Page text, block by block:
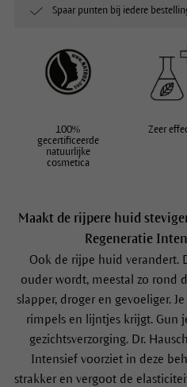
Maakt de rijpere huid
Regeneratie
Ook de rijpe huid verandert.
ouder wordt, meestal zo rond
slapper, droger en gevoeliger.
rimpels en lijntjes krijgt. Gun
gezichtsverzorging. Dr.
Intensief voorziet in deze
strakker en vergoot de
Spaar punten bij iedere
100%
gecertificeerde
natuurlijke
cosmetica
Zeer